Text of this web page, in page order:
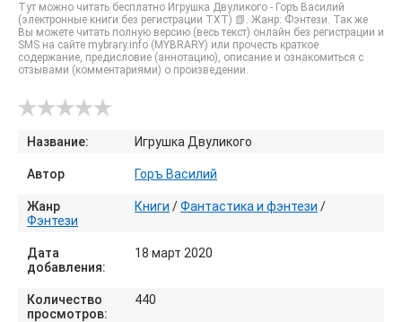
Тут можно читать бесплатно Игрушка Двуликого - Горъ Василий
(электронные книги без регистрации TXT) 📗. Жанр: Фэнтези. Так же
Вы можете читать полную версию (весь текст) онлайн без регистрации и
SMS на сайте mybrary.info (MYBRARY) или прочесть краткое
содержание, предисловие (аннотацию), описание и ознакомиться с
отзывами (комментариями) о произведении.
Название: Игрушка Двуликого
Автор Горъ Василий
Жанр Книги /Фантастика и фэнтези /
Фэнтези
Дата
добавления:
18 март 2020
Количество
просмотров:
440